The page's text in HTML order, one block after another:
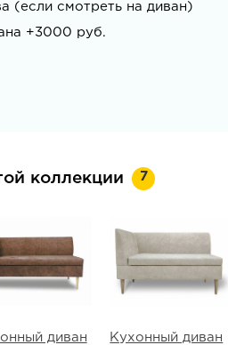
(если смотреть на диван)
+3000 руб.
коллекции 7
диван
Кухонный диван